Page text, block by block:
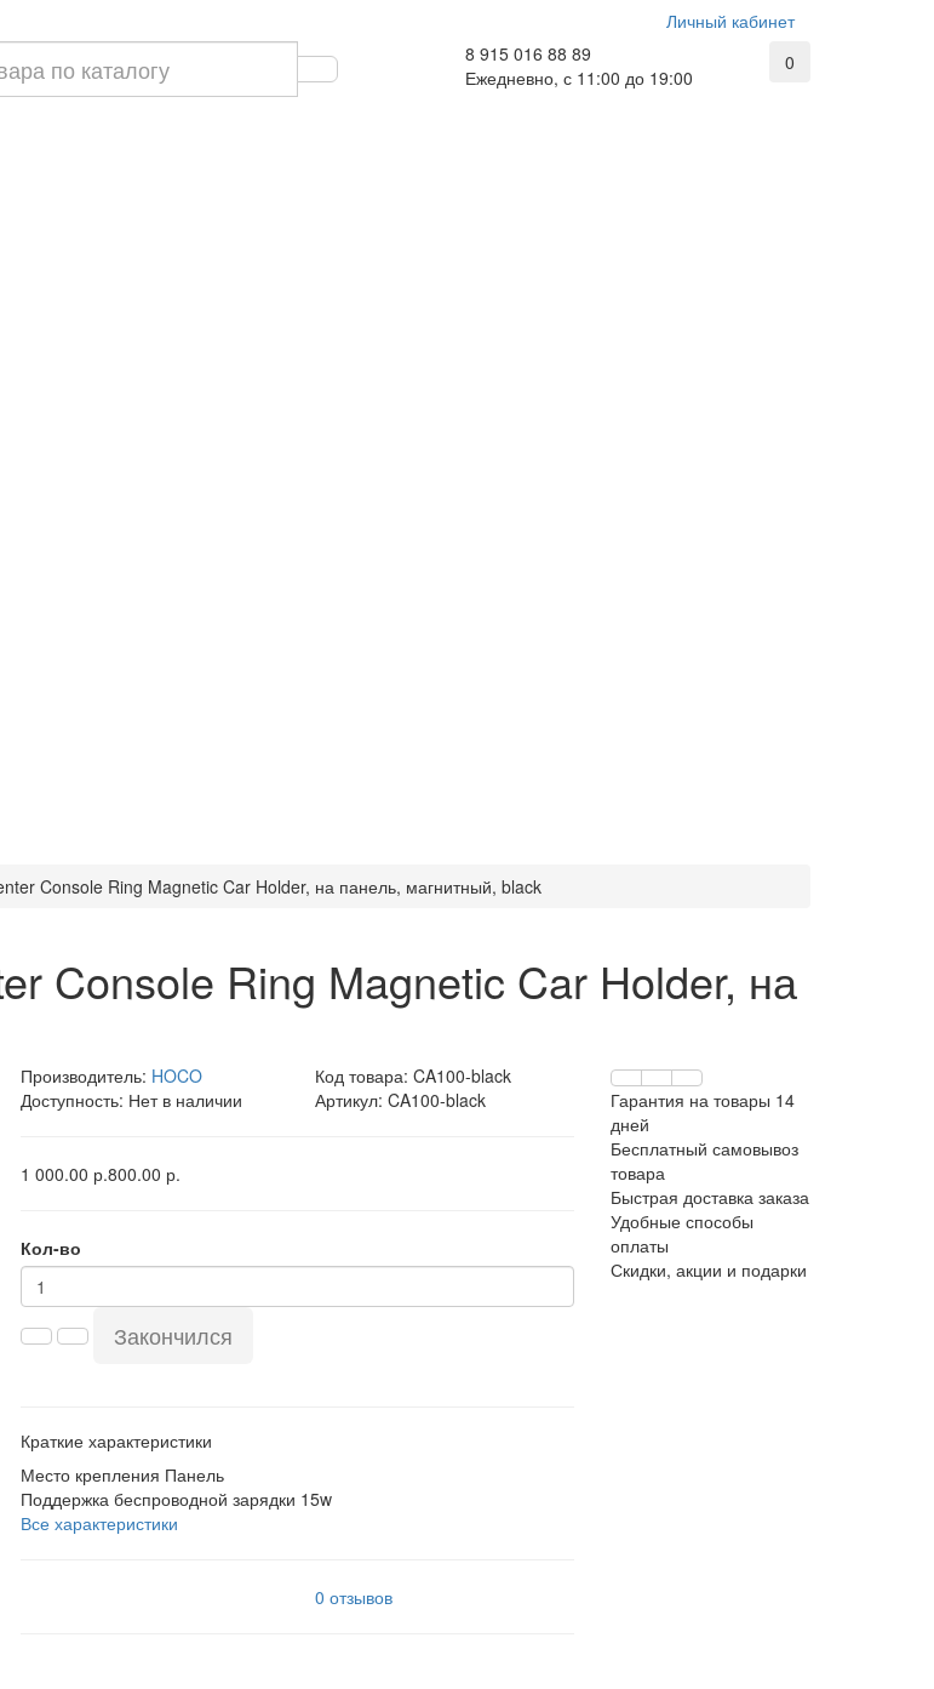
Личный кабинет
8 915 016 88 89
Ежедневно, с 11:00 до 19:00
0
Console Ring Magnetic Car Holder, на панель, магнитный, black
Console Ring Magnetic Car Holder, на
Производитель: HOCO Код товара:CA100-black
Доступность: Нет в наличии
Артикул: CA100-black
1 000.00 р.800.00 р.
Кол-во
Закончился
Краткие характеристики
Место крепления Панель
Поддержка беспроводной зарядки 15w
Все характеристики
0 отзывов
Гарантия на товары 14
дней
Бесплатный самовывоз
товара
Быстрая доставка заказа
Удобные способы
оплаты
Скидки, акции и подарки